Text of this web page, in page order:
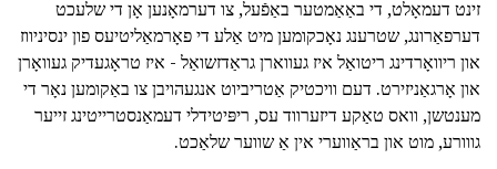
זינט דעמאָלט, די באַאַמטער באַפֿעל, צו דערמאָנען אָן די שלעכט
דערפאַרונג, שטרענג נאָכקומען מיט אַלע די פאָרמאַליטיעס פון ינסיניווז
און ריוואָרדינג ריטואַל איז געווארן גראַדזשואַל - איז טראָגעדיק געוואָרן
און אָרגאַניזירט. דעם וויכטיק אַטריביוט אנגעהויבן צו באַקומען נאָר די
מענטשן, וואס טאַקע דיזערווד עס, ריפּיטידלי דעמאַנסטרייטינג זייער
גווורע, מוט און בראַווערי אין אַ שווער שלאַכט.